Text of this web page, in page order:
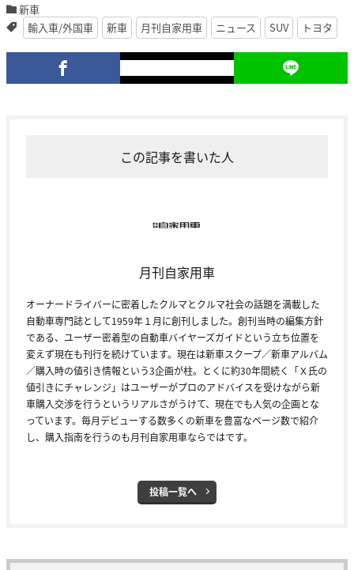
新車
輸入車/外国車
新車 月刊自家用車 ニュース SUV トヨタ
この記事を書いた人
月刊自家用車
オーナードライバーに密着したクルマとクルマ社会の話題を満載した
自動車専門誌として1959年１月に創刊しました。創刊当時の編集方針
である、ユーザー密着型の自動車バイヤーズガイドという立ち位置を
変えず現在も刊行を続けています。現在は新車スクープ／新車アルバム
／購入時の値引き情報という3企画が柱。とくに約30年間続く「Ｘ氏の
値引きにチャレンジ」はユーザーがプロのアドバイスを受けながら新
車購入交渉を行うというリアルさがうけて、現在でも人気の企画とな
っています。毎月デビューする数多くの新車を豊富なページ数で紹介
し、購入指南を行うのも月刊自家用車ならではです。
投稿一覧へ